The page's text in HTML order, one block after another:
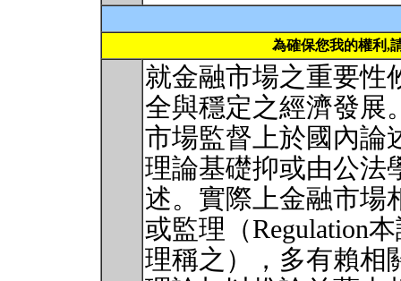
為確保您我的權利,
就金融市場之重要性
全與穩定之經濟發展
市場監督上於國內論
理論基礎抑或由公法
述。實際上金融市場
或監理（Regulation
理稱之），多有賴相